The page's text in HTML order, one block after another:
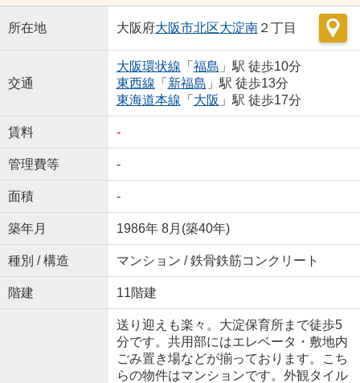
所在地 大阪府大阪市北区大淀南２丁目
交通
大阪環状線 「 福島 」駅 徒歩10分
東西線 「 新福島 」駅 徒歩13分
東海道本線 「 大阪 」駅 徒歩17分
賃料 -
管理費等 -
面積 -
築年月 1986年 8月(築40年)
種別 / 構造 マンション / 鉄骨鉄筋コンクリート
階建 11階建
送り迎えも楽々。大淀保育所まで徒歩5
分です。共用部にはエレベータ・敷地内
ごみ置き場などが揃っております。こち
らの物件はマンションです。外観タイル